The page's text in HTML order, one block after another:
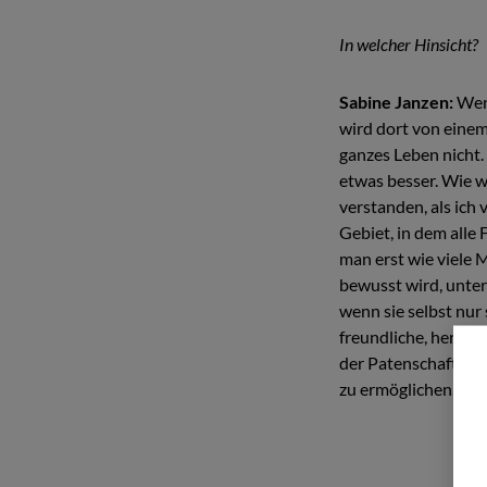
In welcher Hinsicht?
Sabine Janzen:
wird dort von
ganzes Leben
etwas besser. Wie
verstanden, als ich
Gebiet, in dem alle
man erst wie viele
bewusst wird,
wenn sie selbst
freundliche,
der Patenschaften
zu ermöglichen.